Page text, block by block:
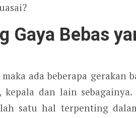
Gaya Bebas
ada beberapa gerakan
dan lain sebagainya.
satu hal terpenting